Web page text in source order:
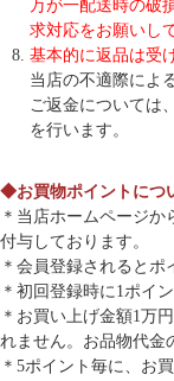
万が一配送時の破
求対応をお願いし
基本的に返品は受
当店の不適際によ
ご返金については、
を行います。
◆お買物ポイントに
＊当店ホームページ
付与しております。
＊会員登録されると
＊初回登録時に1ポイ
＊お買い上げ金額1万
れません。お品物代
＊5ポイント毎に、お